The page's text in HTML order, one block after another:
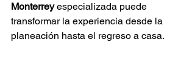
Monterrey especializada puede
transformar la experiencia desde la
planeación hasta el regreso a casa.